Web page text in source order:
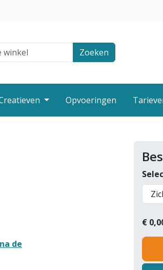
Zoeken
Opvoeringen
de
€